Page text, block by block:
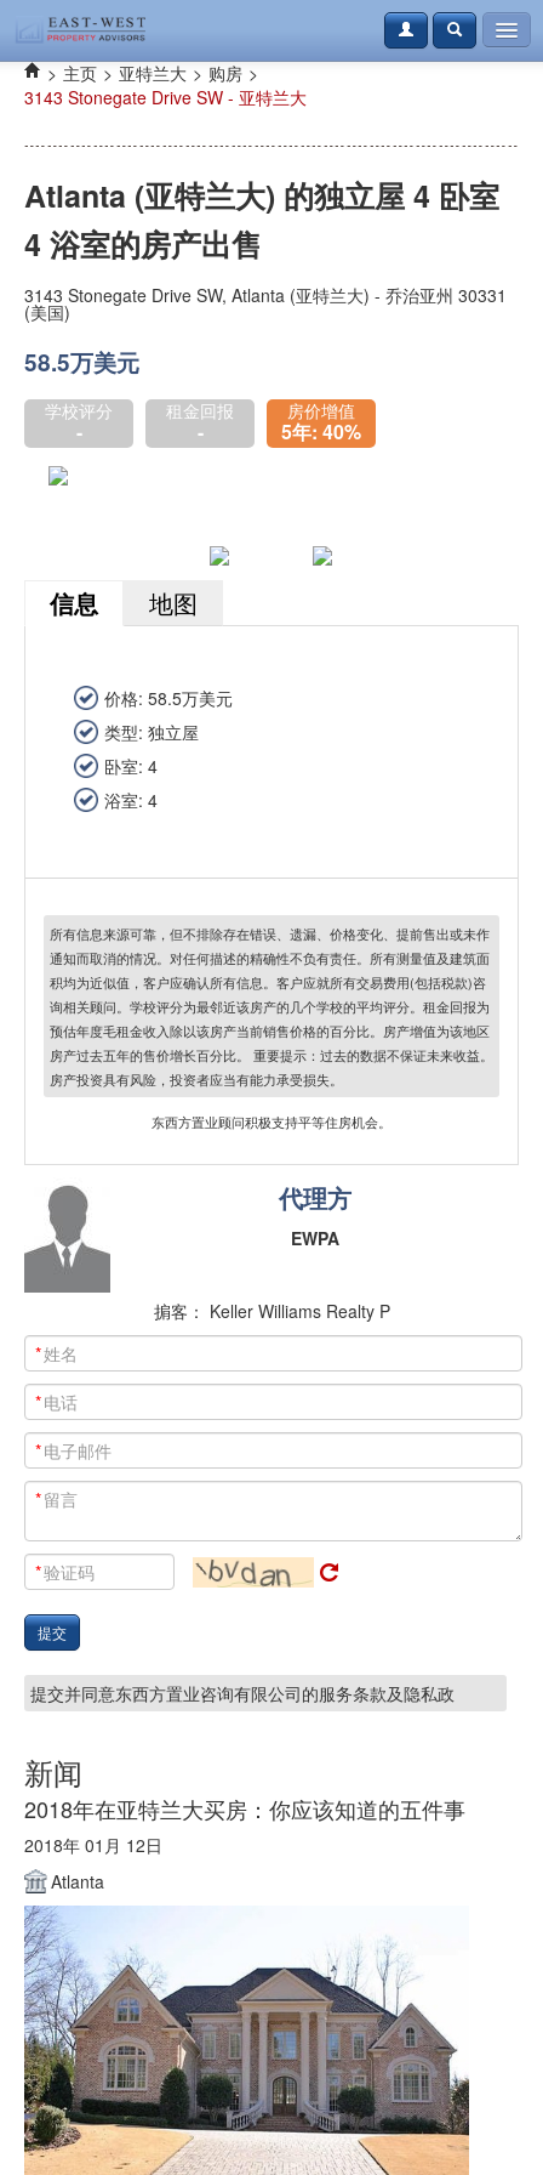
购房
联系我们
登录
> 主页 > 亚特兰大 > 购房 >
3143 Stonegate Drive SW - 亚特兰大
Atlanta (亚特兰大) 的独立屋 4 卧室
4 浴室的房产出售
3143 Stonegate Drive SW, Atlanta (亚特兰大) - 乔治亚州 30331
(美国)
58.5万美元
学校评分
-
租金回报
-
房价增值
5年: 40%
信息 地图
价格: 58.5万美元
类型: 独立屋
卧室: 4
浴室: 4
所有信息来源可靠，但不排除存在错误、遗漏、价格变化、提前售出或未作
通知而取消的情况。对任何描述的精确性不负有责任。所有测量值及建筑面
积均为近似值，客户应确认所有信息。客户应就所有交易费用(包括税款)咨
询相关顾问。学校评分为最邻近该房产的几个学校的平均评分。租金回报为
预估年度毛租金收入除以该房产当前销售价格的百分比。房产增值为该地区
房产过去五年的售价增长百分比。 重要提示：过去的数据不保证未来收益。
房产投资具有风险，投资者应当有能力承受损失。
东西方置业顾问积极支持平等住房机会。
代理方
EWPA
掮客： Keller Williams Realty P
*
*
*
*
*
提交
提交并同意东西方置业咨询有限公司的服务条款及隐私政
新闻
2018年在亚特兰大买房：你应该知道的五件事
2018年 01月 12日
Atlanta